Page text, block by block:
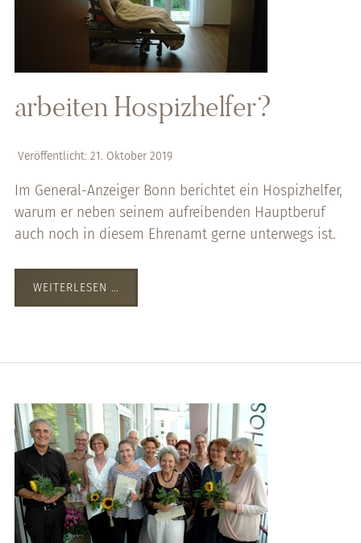
arbeiten Hospizhelfer?
Veröffentlicht: 21. Oktober 2019
Im General-Anzeiger Bonn berichtet ein Hospizhelfer,
warum er neben seinem aufreibenden Hauptberuf
auch noch in diesem Ehrenamt gerne unterwegs ist.
WEITERLESEN …